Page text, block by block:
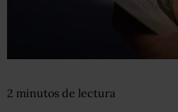
2 minutos de lectura